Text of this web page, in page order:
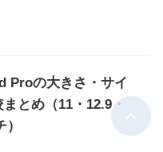
Proの大きさ・サイ
とめ（11・12.9・